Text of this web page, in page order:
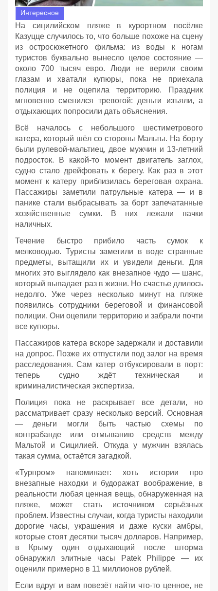
Интересное
На сицилийском пляже в курортном посёлке
Казуцце случилось то, что больше похоже на сцену
из остросюжетного фильма: из воды к ногам
туристов буквально вынесло целое состояние —
около 700 тысяч евро. Люди не верили своим
глазам и хватали купюры, пока не приехала
полиция и не оцепила территорию. Праздник
мгновенно сменился тревогой: деньги изъяли, а
отдыхающих попросили дать объяснения.
Всё началось с небольшого шестиметрового
катера, который шёл со стороны Мальты. На борту
были рулевой‑мальтиец, двое мужчин и 13‑летний
подросток. В какой‑то момент двигатель заглох,
судно стало дрейфовать к берегу. Как раз в этот
момент к катеру приблизилась береговая охрана.
Пассажиры заметили патрульные катера — и в
панике стали выбрасывать за борт запечатанные
хозяйственные сумки. В них лежали пачки
наличных.
Течение быстро прибило часть сумок к
мелководью. Туристы заметили в воде странные
предметы, вытащили их и увидели деньги. Для
многих это выглядело как внезапное чудо — шанс,
который выпадает раз в жизни. Но счастье длилось
недолго. Уже через несколько минут на пляже
появились сотрудники береговой и финансовой
полиции. Они оцепили территорию и забрали почти
все купюры.
Пассажиров катера вскоре задержали и доставили
на допрос. Позже их отпустили под залог на время
расследования. Сам катер отбуксировали в порт:
теперь судно ждёт техническая и
криминалистическая экспертиза.
Полиция пока не раскрывает все детали, но
рассматривает сразу несколько версий. Основная
— деньги могли быть частью схемы по
контрабанде или отмыванию средств между
Мальтой и Сицилией. Откуда у мужчин взялась
такая сумма, остаётся загадкой.
«Турпром» напоминает: хоть истории про
внезапные находки и будоражат воображение, в
реальности любая ценная вещь, обнаруженная на
пляже, может стать источником серьёзных
проблем. Известны случаи, когда туристы находили
дорогие часы, украшения и даже куски амбры,
которые стоят десятки тысяч долларов. Например,
в Крыму один отдыхающий после шторма
обнаружил элитные часы Patek Philippe — их
оценили примерно в 11 миллионов рублей.
Если вдруг и вам повезёт найти что‑то ценное, не